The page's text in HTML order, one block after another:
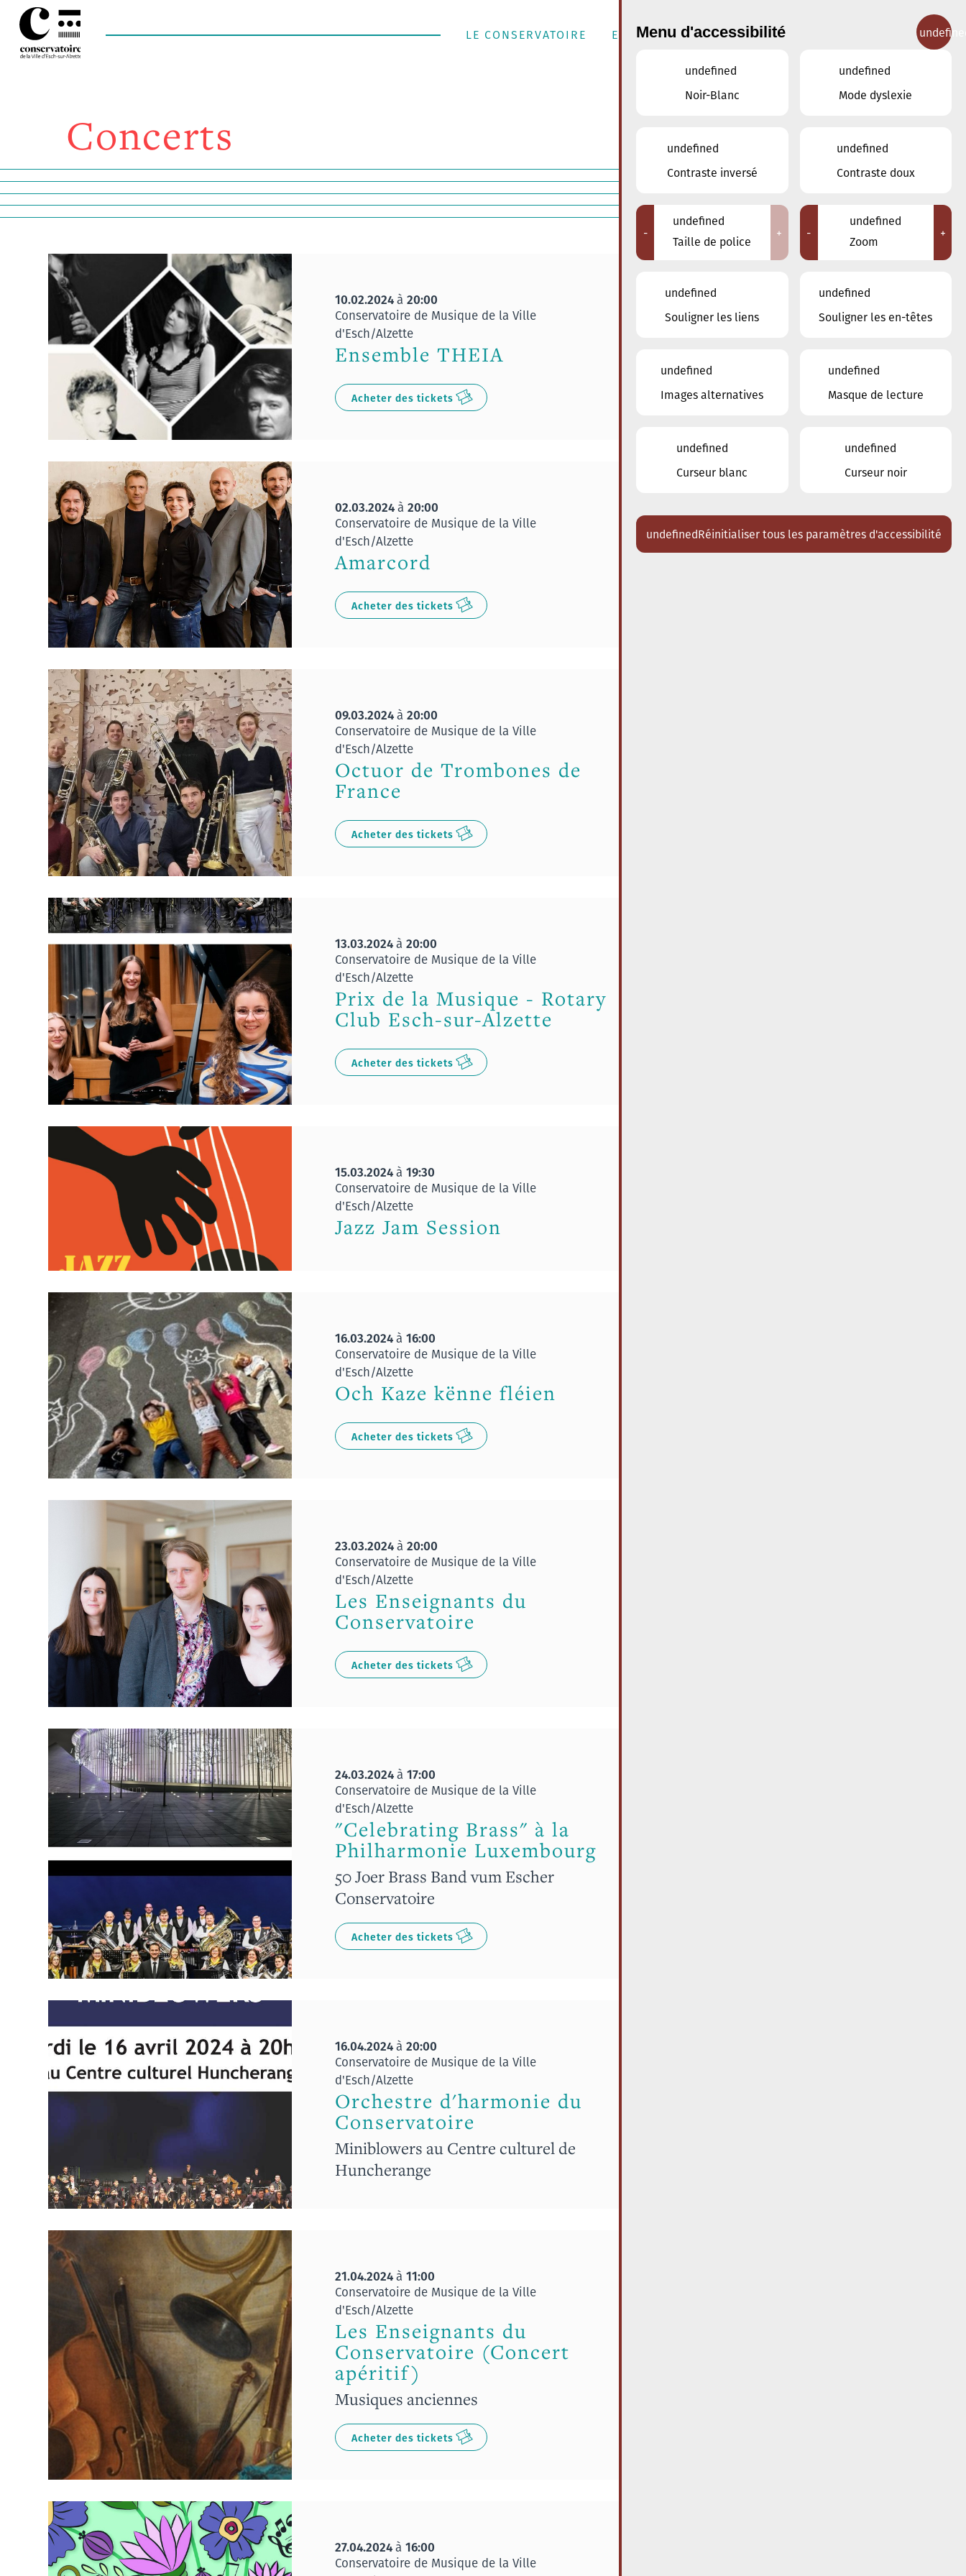
LE CONSERVATOIRE ENSEIGNEMENT MUSICAL CONTACT
Concerts
10.02.2024à 20:00
Conservatoire de Musique de la Ville
d'Esch/Alzette
Ensemble THEIA
Acheter des tickets
02.03.2024à 20:00
Conservatoire de Musique de la Ville
d'Esch/Alzette
Amarcord
Acheter des tickets
09.03.2024à 20:00
Conservatoire de Musique de la Ville
d'Esch/Alzette
Octuor de Trombones de
France
Acheter des tickets
13.03.2024à 20:00
Conservatoire de Musique de la Ville
d'Esch/Alzette
Prix de la Musique - Rotary
Club Esch-sur-Alzette
Acheter des tickets
15.03.2024à 19:30
Conservatoire de Musique de la Ville
d'Esch/Alzette
Jazz Jam Session
16.03.2024à 16:00
Conservatoire de Musique de la Ville
d'Esch/Alzette
Och Kaze kënne fléien
Acheter des tickets
23.03.2024à 20:00
Conservatoire de Musique de la Ville
d'Esch/Alzette
Les Enseignants du
Conservatoire
Acheter des tickets
24.03.2024à 17:00
Conservatoire de Musique de la Ville
d'Esch/Alzette
"Celebrating Brass" à la
Philharmonie Luxembourg
50 Joer Brass Band vum Escher
Conservatoire
Acheter des tickets
16.04.2024à 20:00
Conservatoire de Musique de la Ville
d'Esch/Alzette
Orchestre d'harmonie du
Conservatoire
Miniblowers au Centre culturel de
Huncherange
21.04.2024à 11:00
Conservatoire de Musique de la Ville
d'Esch/Alzette
Les Enseignants du
Conservatoire (Concert
apéritif)
Musiques anciennes
Acheter des tickets
27.04.2024à 16:00
Conservatoire de Musique de la Ville
Lieux
Tous
Ariston
Conservatoire de Musique de la Ville
d'Esch/Alzette
Eglise décanale St. Joseph / Esch
Escher Theater - Esch-sur-Alzette
Restaurant FeVi Bosque
Menu d'accessibilité
undefined
Noir-Blanc
undefined
Mode dyslexie
undefined
Contraste inversé
undefined
Contraste doux
-
undefined
Taille de police
+ -
undefined
Zoom
+
undefined
Souligner les liens
undefined
Souligner les en-têtes
undefined
Images alternatives
undefined
Masque de lecture
undefined
Curseur blanc
undefined
Curseur noir
undefinedRéinitialiser tous les paramètres d'accessibilité